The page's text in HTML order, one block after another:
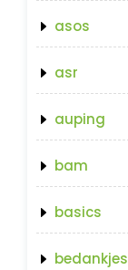
asos
asr
auping
bam
basics
bedankjes